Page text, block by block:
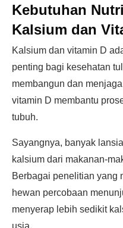
Kebutuhan
Kalsium dan
Kalsium dan vitamin D
penting bagi kesehatan
membangun dan
vitamin D membantu
tubuh.
Sayangnya, banyak
kalsium dari makanan-
Berbagai penelitian yang
hewan percobaan
menyerap lebih sedikit
usia.